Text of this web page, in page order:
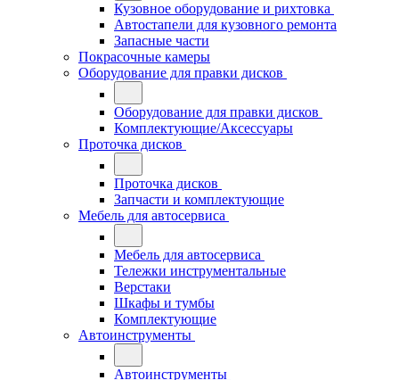
Кузовное оборудование и рихтовка
Автостапели для кузовного ремонта
Запасные части
Покрасочные камеры
Оборудование для правки дисков
Оборудование для правки дисков
Комплектующие/Аксессуары
Проточка дисков
Проточка дисков
Запчасти и комплектующие
Мебель для автосервиса
Мебель для автосервиса
Тележки инструментальные
Верстаки
Шкафы и тумбы
Комплектующие
Автоинструменты
Автоинструменты